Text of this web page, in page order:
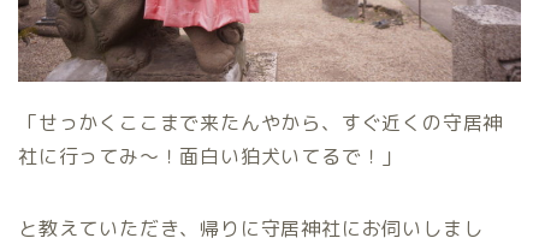
「せっかくここまで来たんやから、すぐ近くの守居神
社に行ってみ〜！面白い狛犬いてるで！」
と教えていただき、帰りに守居神社にお伺いしまし